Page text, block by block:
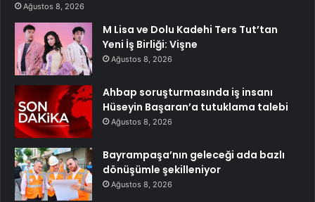
Ağustos 8, 2026
M Lisa ve Dolu Kadehi Ters Tut’tan
Yeni İş Birliği: Vişne
Ağustos 8, 2026
Ahbap soruşturmasında iş insanı
Hüseyin Başaran’a tutuklama talebi
Ağustos 8, 2026
Bayrampaşa’nın geleceği ada bazlı
dönüşümle şekilleniyor
Ağustos 8, 2026